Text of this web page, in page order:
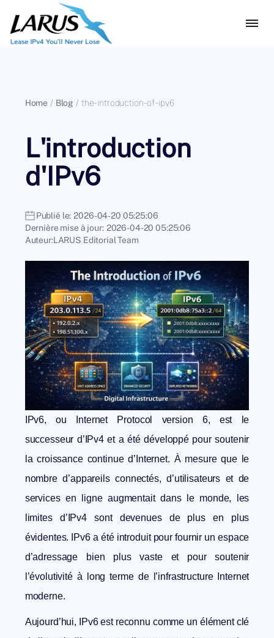
Home / Blog / the-introduction-of-ipv6
L'introduction
d'IPv6
Publié le: 2026-04-20 05:25:06
Dernière mise à jour: 2026-04-20 05:25:06
Auteur:LARUS Editorial Team
IPv6, ou Internet Protocol version 6, est le
successeur d’IPv4 et a été développé pour soutenir
la croissance continue d’Internet. À mesure que le
nombre d’appareils connectés, d’utilisateurs et de
services en ligne augmentait dans le monde, les
limites d’IPv4 sont devenues de plus en plus
évidentes. IPv6 a été introduit pour fournir un espace
d’adressage bien plus vaste et pour soutenir
l’évolutivité à long terme de l’infrastructure Internet
moderne.
Aujourd’hui, IPv6 est reconnu comme un élément clé